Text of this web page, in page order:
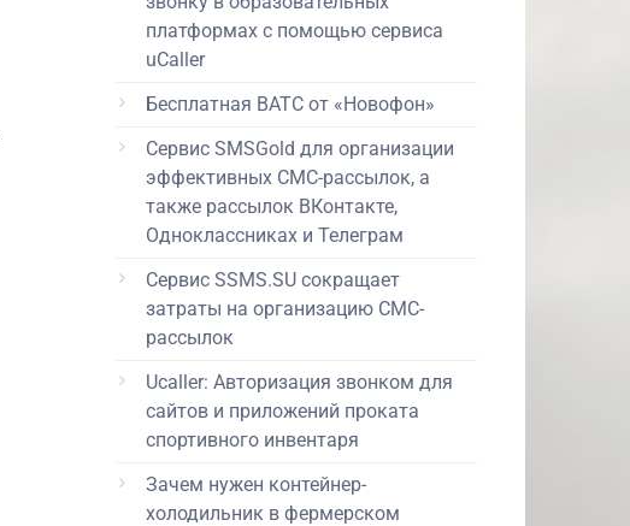
платформах с помощью сервиса
uCaller
Бесплатная ВАТС от «Новофон»
Сервис SMSGold для организации
эффективных СМС-рассылок, а
также рассылок ВКонтакте,
Одноклассниках и Телеграм
Сервис SSMS.SU сокращает
затраты на организацию СМС-
рассылок
Ucaller: Авторизация звонком для
сайтов и приложений проката
спортивного инвентаря
Зачем нужен контейнер-
холодильник в фермерском